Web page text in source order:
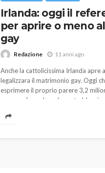
Irlanda: oggi il
per aprire o meno
gay
Redazione 11 anni ago
Anche la cattolicissima Irlanda apre
legalizzara il matrimonio gay. Oggi
esprimere il proprio parere 3,2
per un referendum che potrebbe